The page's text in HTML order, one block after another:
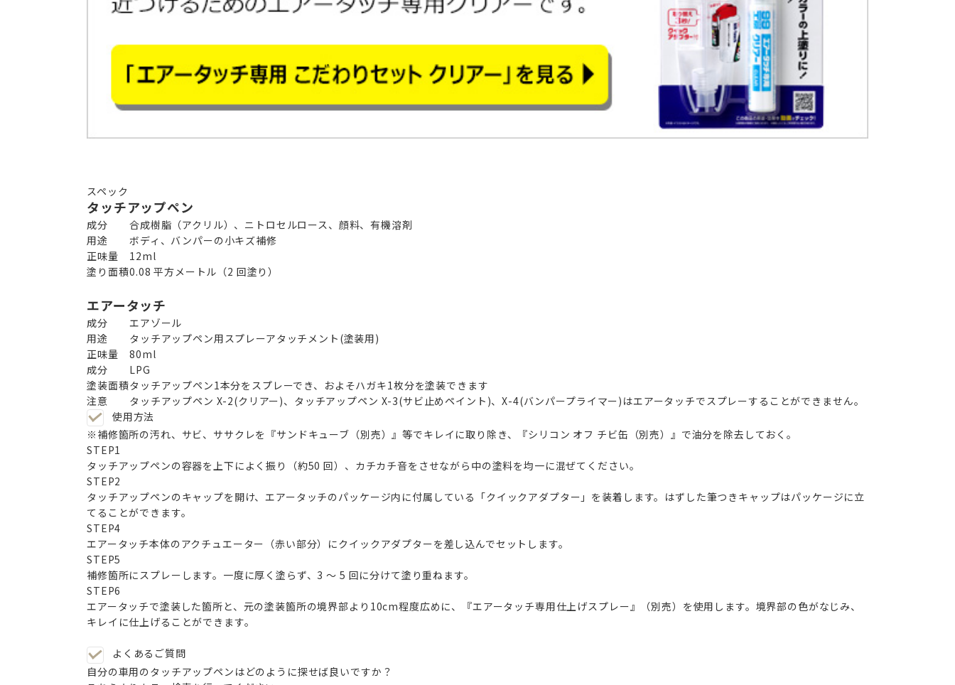
スペック
タッチアップペン
成分
合成樹脂（アクリル）、ニトロセルロース、顔料、有機溶剤
用途
ボディ、バンパーの小キズ補修
正味量
12ml
塗り面積0.08 平方メートル（2 回塗り）
エアータッチ
成分
エアゾール
用途
タッチアップペン用スプレーアタッチメント(塗装用)
正味量
80ml
成分
LPG
塗装面積タッチアップペン1本分をスプレーでき、およそハガキ1枚分を塗装できます
注意
タッチアップペン X-2(クリアー)、タッチアップペン X-3(サビ止めペイント)、X-4(バンパープライマー)はエアータッチでスプレーすることができません。
使用方法
※補修箇所の汚れ、サビ、ササクレを『サンドキューブ（別売）』等でキレイに取り除き、『シリコン オフ チビ缶（別売）』で油分を除去しておく。
STEP1
タッチアップペンの容器を上下によく振り（約50 回）、カチカチ音をさせながら中の塗料を均一に混ぜてください。
STEP2
タッチアップペンのキャップを開け、エアータッチのパッケージ内に付属している「クイックアダプター」を装着します。はずした筆つきキャップはパッケージに立
てることができます。
STEP4
エアータッチ本体のアクチュエーター（赤い部分）にクイックアダプターを差し込んでセットします。
STEP5
補修箇所にスプレーします。一度に厚く塗らず、3 ～ 5 回に分けて塗り重ねます。
STEP6
エアータッチで塗装した箇所と、元の塗装箇所の境界部より10cm程度広めに、『エアータッチ専用仕上げスプレー』（別売）を使用します。境界部の色がなじみ、
キレイに仕上げることができます。
よくあるご質問
自分の車用のタッチアップペンはどのように探せば良いですか？